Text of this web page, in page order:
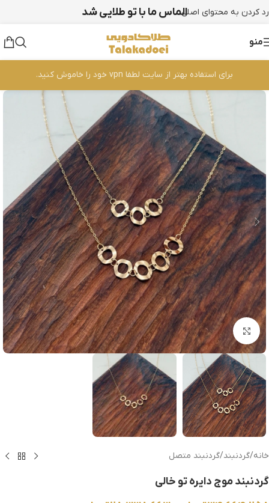
رد کردن به محتوای اصلیالماس ما با تو طلایی شد
منو
برای استفاده بهتر از سایت لطفا vpn خود را خاموش کنید.
بزرگنمایی تصویر
خانه/گردنبند/گردنبند متصل
گردنبند موج دایره تو خالی